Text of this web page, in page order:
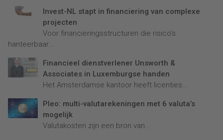
Invest-NL stapt in financiering van complexe
projecten
Voor financieringsstructuren die risico’s
hanteerbaar...
Financieel dienstverlener Unsworth &
Associates in Luxemburgse handen
Het Amsterdamse kantoor heeft licenties...
Pleo: multi-valutarekeningen met 6 valuta’s
mogelijk
Valutakosten zijn een bron van...